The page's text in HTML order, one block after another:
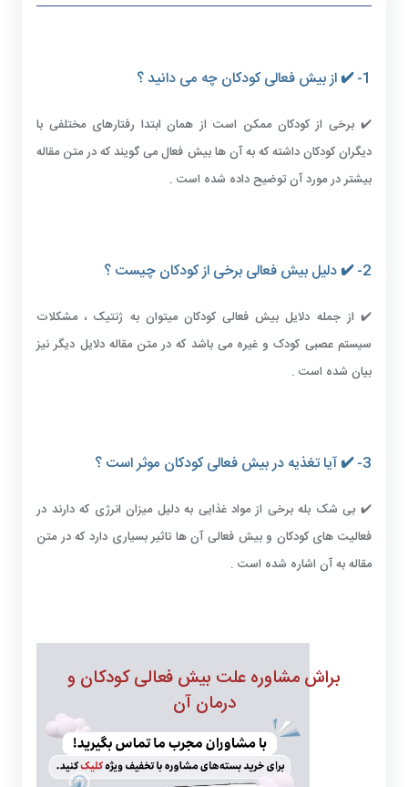
1- ✔️ از بیش فعالی کودکان چه می دانید ؟
✔️ برخی از کودکان ممکن است از همان ابتدا رفتارهای مختلفی با
دیگران کودکان داشته که به آن ها بیش فعال می گویند که در متن مقاله
بیشتر در مورد آن توضیح داده شده است .
2- ✔️ دلیل بیش فعالی برخی از کودکان چیست ؟
✔️ از جمله دلایل بیش فعالی کودکان میتوان به ژنتیک ، مشکلات
سیستم عصبی کودک و غیره می باشد که در متن مقاله دلایل دیگر نیز
بیان شده است .
3- ✔️ آیا تغذیه در بیش فعالی کودکان موثر است ؟
✔️ بی شک بله برخی از مواد غذایی به دلیل میزان انرژی که دارند در
فعالیت های کودکان و بیش فعالی آن ها تاثیر بسیاری دارد که در متن
مقاله به آن اشاره شده است .
براش مشاوره علت بیش فعالی کودکان و
درمان آن